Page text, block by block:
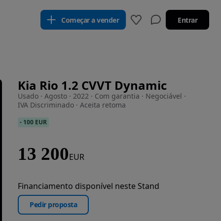
Começar a vender Entrar
Kia Rio 1.2 CVVT Dynamic
Usado · Agosto · 2022 · Com garantia · Negociável ·
IVA Discriminado · Aceita retoma
- 100 EUR
13 200EUR
Financiamento disponível neste Stand
Pedir proposta